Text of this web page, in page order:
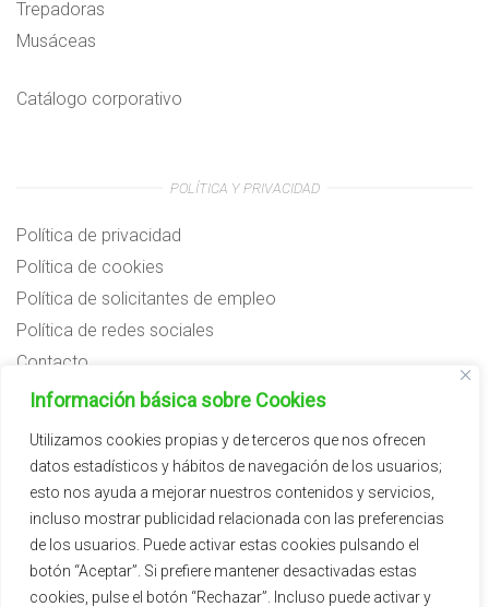
Información básica sobre Cookies
Utilizamos cookies propias y de terceros que nos ofrecen
datos estadísticos y hábitos de navegación de los usuarios;
esto nos ayuda a mejorar nuestros contenidos y servicios,
incluso mostrar publicidad relacionada con las preferencias
de los usuarios. Puede activar estas cookies pulsando el
botón “Aceptar”. Si prefiere mantener desactivadas estas
cookies, pulse el botón “Rechazar”. Incluso puede activar y
Trepadoras
Musáceas
Catálogo corporativo
POLÍTICA Y PRIVACIDAD
Política de privacidad
Política de cookies
Política de solicitantes de empleo
Política de redes sociales
Contacto
Preguntas frecuentes
Subvenciones